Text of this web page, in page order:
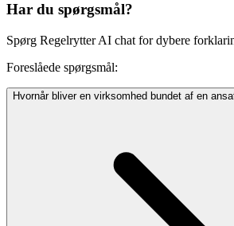
Har du spørgsmål?
Spørg Regelrytter AI chat for dybere
Foreslåede spørgsmål:
Hvornår bliver en virksomhed bundet af en